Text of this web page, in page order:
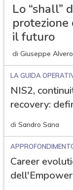
Lo “shall”
il futuro
di Giuseppe
LA GUIDA
NIS2,
recovery:
di Sandro Sana
Career